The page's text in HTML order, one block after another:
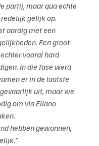
partij, maar qua echte
gelijk op.
aardig met een
Een groot
vooral hard
In die fase werd
er in de laatste
uit, maar we
om via Eliano
hebben gewonnen,